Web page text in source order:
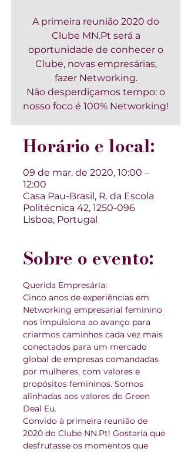
A primeira reunião 2020 do
Clube MN.Pt será a
oportunidade de conhecer o
Clube, novas empresárias,
fazer Networking.
Não desperdiçamos tempo: o
nosso foco é 100% Networking!
Horário e local:
09 de mar. de 2020, 10:00 –
12:00
Casa Pau-Brasil, R. da Escola
Politécnica 42, 1250-096
Lisboa, Portugal
Sobre o evento:
Querida Empresária:
Cinco anos de experiências em
Networking empresarial feminino
nos impulsiona ao avanço para
criarmos caminhos cada vez mais
conectados para um mercado
global de empresas comandadas
por mulheres, com valores e
propósitos femininos. Somos
alinhadas aos valores do Green
Deal Eu.
Convido à primeira reunião de
2020 do Clube NN.Pt! Gostaria que
desfrutasse os momentos que